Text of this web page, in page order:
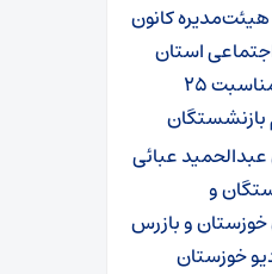
کانون
استان
خوزستان و بازرس کانون عالی کشور به مناسبت ۲۵
بازنشستگان
عبائی
و
و بازرس
خوزستان